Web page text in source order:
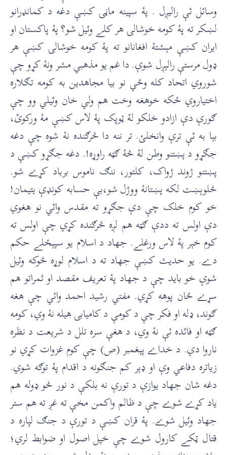
وسائل ئې راليږل . پۀ سپينه ماڼۍ کښې دغه د کمانډرانو
لښکر ته پۀ کومه خوشالۍ هر کلے وئيل شو؟ پۀ پاکستان او
ايران کښې مېشتۀ افغانانو ته پۀ کومه خوشالۍ کښې هر
ډول مرستې رالېږل شوې. دا غم يو مذهبي مشر ونۀ کړو چې
شوروي اتحاد کله وځي نو بيا مجاهدين به کومه تګلاره
اختياروي ځکه خوهغه وخت هم ولي خان وئيلي وو چې
ګورې دې ازادو خلکو لۀ ټوپک پۀ لاس کښې مۀ ورکوئ،
بېا به ئې ترې وانخلئ. تر ننه دا څرګنده نۀ شوه چې دغه
جګړو د پښتنو وطن لۀ څۀ ګټه راوړه!. دغه جګړو کښې د
پښتنو ژوند ژواک، کلتور، ننګ ناموس برباد کړے شو.
څلوېښت لکه پښتانۀ ووژل شو،بې حسابه کونډې يتيمان!
خو کوم خلک چې دې جګړو ته مقدس وائي نو هغوي
دې اولس ته ددې ګټه هم لږه څرګنده کړي چې اولس ته
کوم خېر پۀ لاس ورغلے. جهاد د اسلام يو سپېځلے حکم
دے. يو حديث کښې جهاد ته د اسلام لوړه څوکه وئيل
شوې خو بايد چې د جهاد پۀ تعريف مقصد او ثمراتو هم
سړے ځان پوهه کړي. مفتي رشيد احمد وائي چې هغه
ګوند، ډله او فکر چې د کومې د کامیابۍ هيله نۀ وي، کومه
ګټه او فائده ئې نۀ وي، د هغې سره تلل د شريعت د نظره
ناروا دي. د خداے پېغمبر (ص) چې کوم غزوات کړي نو
زياتره دفاعي وې او ډېر کم جنګونه د اقدام پۀ توګه شوي.
دغه شان جهاد یوازې د تورې نه بلکې د نور څو ډوله هم
ياد کړے شوے چې د ظالم واکمن مخې ته غږ ته هم ستر
جهاد وئيل شوے. پۀ قران کښې د تورې د جنګ لپاره د
قتال ټکے کارول شوے چې خپل اصول او ضوابط لري؛